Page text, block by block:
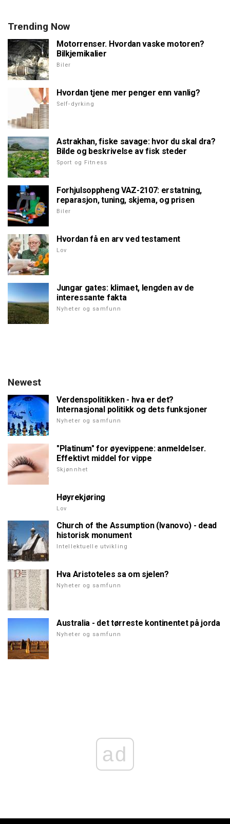
Trending Now
Motorrenser. Hvordan vaske motoren?
Bilkjemikalier
Biler
Hvordan tjene mer penger enn vanlig?
Self-dyrking
Astrakhan, fiske savage: hvor du skal dra?
Bilde og beskrivelse av fisk steder
Sport og Fitness
Forhjulsoppheng VAZ-2107: erstatning,
reparasjon, tuning, skjema, og prisen
Biler
Hvordan få en arv ved testament
Lov
Jungar gates: klimaet, lengden av de
interessante fakta
Nyheter og samfunn
Newest
Verdenspolitikken - hva er det?
Internasjonal politikk og dets funksjoner
Nyheter og samfunn
"Platinum" for øyevippene: anmeldelser.
Effektivt middel for vippe
Skjønnhet
Høyrekjøring
Lov
Church of the Assumption (Ivanovo) - dead
historisk monument
Intellektuelle utvikling
Hva Aristoteles sa om sjelen?
Nyheter og samfunn
Australia - det tørreste kontinentet på jorda
Nyheter og samfunn
ad